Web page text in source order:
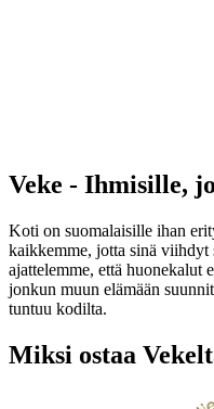
Veke - Ihmisille,
Koti on suomalaisille ihan
kaikkemme, jotta sinä viihdyt
ajattelemme, että huonekalut
jonkun muun elämään
tuntuu kodilta.
Miksi ostaa